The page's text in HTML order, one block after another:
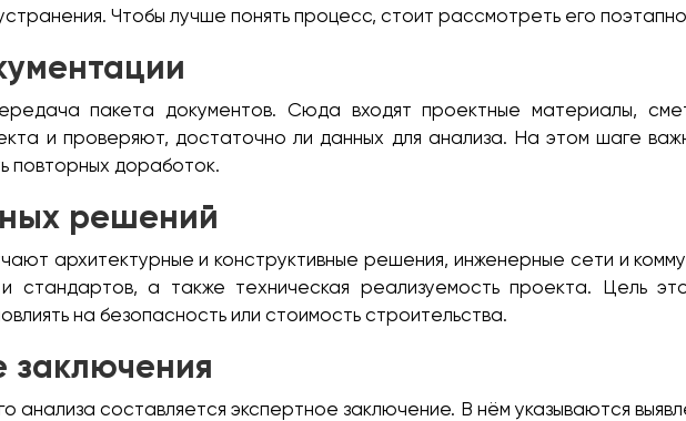
Чтобы лучше понять процесс, стоит рассмотреть его
пакета документов. Сюда входят проектные материалы,
и проверяют, достаточно ли данных для анализа. На этом шаге
повторных доработок.
решений
архитектурные и конструктивные решения, инженерные сети и
стандартов, а также техническая реализуемость проекта. Цель
на безопасность или стоимость строительства.
анализа составляется экспертное заключение. В нём указываются